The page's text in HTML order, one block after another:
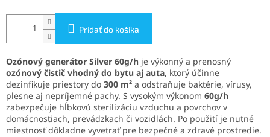
Pridať do košíka
Ozónový generátor Silver 60g/h je výkonný a prenosný
ozónový čistič vhodný do bytu aj auta, ktorý účinne
dezinfikuje priestory do 300 m² a odstraňuje baktérie, vírusy,
plesne aj nepríjemné pachy. S vysokým výkonom 60g/h
zabezpečuje hĺbkovú sterilizáciu vzduchu a povrchov v
domácnostiach, prevádzkach či vozidlách. Po použití je nutné
miestnosť dôkladne vyvetrať pre bezpečné a zdravé prostredie.